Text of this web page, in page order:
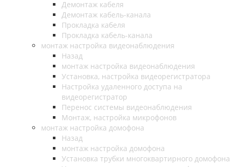
Демонтаж кабеля
Демонтаж кабель-канала
Прокладка кабеля
Прокладка кабель-канала
монтаж настройка видеонаблюдения
Назад
монтаж настройка видеонаблюдения
Установка, настройка видеорегистратора
Настройка удаленного доступа на
видеорегистратор
Перенос системы видеонаблюдения
Монтаж, настройка микрофонов
монтаж настройка домофона
Назад
монтаж настройка домофона
Установка трубки многоквартирного домофона